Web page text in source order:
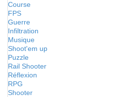
Course
FPS
Guerre
Infiltration
Musique
Shoot'em up
Puzzle
Rail Shooter
Réflexion
RPG
Shooter